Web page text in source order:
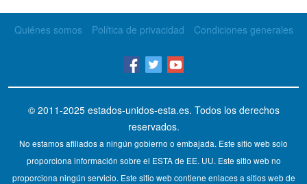
Quiénes somos Política de privacidad Condiciones generales
© 2011-2025 estados-unidos-esta.es. Todos los derechos
reservados.
No estamos afiliados a ningún gobierno o embajada. Este sitio web solo
proporciona información sobre el ESTA de EE. UU. Este sitio web no
proporciona ningún servicio. Este sitio web contiene enlaces a sitios web de